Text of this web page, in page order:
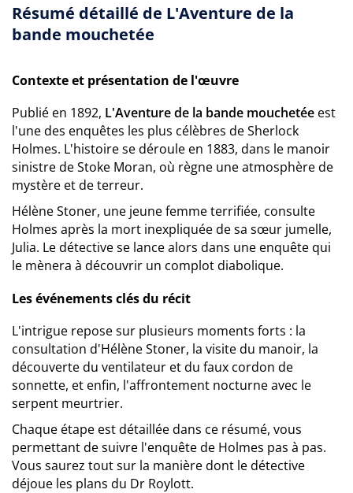
Résumé détaillé de L'Aventure de la
bande mouchetée
Contexte et présentation de l'œuvre
Publié en 1892, L'Aventure de la bande mouchetée est
l'une des enquêtes les plus célèbres de Sherlock
Holmes. L'histoire se déroule en 1883, dans le manoir
sinistre de Stoke Moran, où règne une atmosphère de
mystère et de terreur.
Hélène Stoner, une jeune femme terrifiée, consulte
Holmes après la mort inexpliquée de sa sœur jumelle,
Julia. Le détective se lance alors dans une enquête qui
le mènera à découvrir un complot diabolique.
Les événements clés du récit
L'intrigue repose sur plusieurs moments forts : la
consultation d'Hélène Stoner, la visite du manoir, la
découverte du ventilateur et du faux cordon de
sonnette, et enfin, l'affrontement nocturne avec le
serpent meurtrier.
Chaque étape est détaillée dans ce résumé, vous
permettant de suivre l'enquête de Holmes pas à pas.
Vous saurez tout sur la manière dont le détective
déjoue les plans du Dr Roylott.